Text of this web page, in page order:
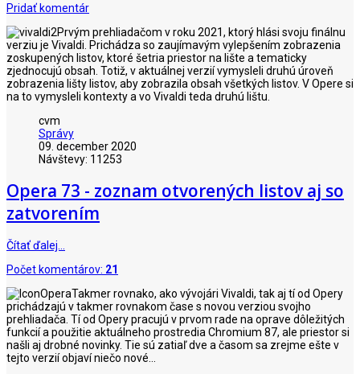
Pridať komentár
Prvým prehliadačom v roku 2021, ktorý hlási svoju finálnu
verziu je Vivaldi. Prichádza so zaujímavým vylepšením zobrazenia
zoskupených listov, ktoré šetria priestor na lište a tematicky
zjednocujú obsah. Totiž, v aktuálnej verzií vymysleli druhú úroveň
zobrazenia lišty listov, aby zobrazila obsah všetkých listov. V Opere si
na to vymysleli kontexty a vo Vivaldi teda druhú lištu.
cvm
Správy
09. december 2020
Návštevy: 11253
Opera 73 - zoznam otvorených listov aj so
zatvorením
Čítať ďalej…
Počet komentárov: 21
Takmer rovnako, ako vývojári Vivaldi, tak aj tí od Opery
prichádzajú v takmer rovnakom čase s novou verziou svojho
prehliadača. Tí od Opery pracujú v prvom rade na oprave dôležitých
funkcií a použitie aktuálneho prostredia Chromium 87, ale priestor si
našli aj drobné novinky. Tie sú zatiaľ dve a časom sa zrejme ešte v
tejto verzií objaví niečo nové...